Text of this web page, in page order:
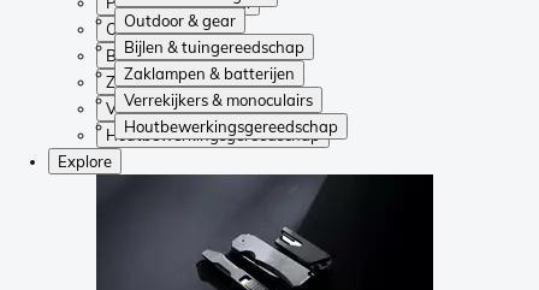
Outdoor & gear
Bijlen & tuingereedschap
Zaklampen & batterijen
Verrekijkers & monoculairs
Houtbewerkingsgereedschap
Outdoor & gear
Bijlen & tuingereedschap
Zaklampen & batterijen
Verrekijkers & monoculairs
Houtbewerkingsgereedschap
Explore